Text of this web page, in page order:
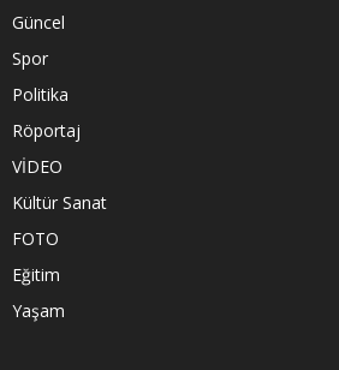
Güncel
Spor
Politika
Röportaj
VİDEO
Kültür Sanat
FOTO
Eğitim
Yaşam